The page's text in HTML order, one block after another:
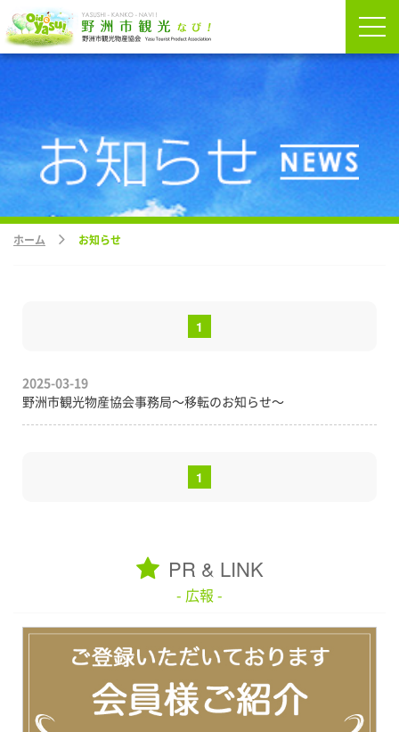
ホーム お知らせ
1
2025-03-19
野洲市観光物産協会事務局～移転のお知らせ～
1
PR & LINK
- 広報 -